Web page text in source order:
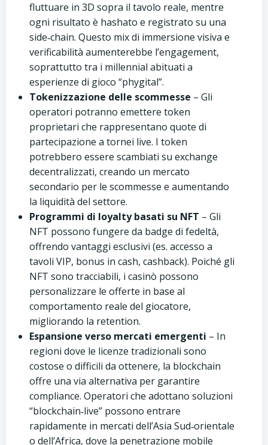
fluttuare in 3D sopra il tavolo reale, mentre
ogni risultato è hashato e registrato su una
side‑chain. Questo mix di immersione visiva e
verificabilità aumenterebbe l’engagement,
soprattutto tra i millennial abituati a
esperienze di gioco “phygital”.
Tokenizzazione delle scommesse – Gli
operatori potranno emettere token
proprietari che rappresentano quote di
partecipazione a tornei live. I token
potrebbero essere scambiati su exchange
decentralizzati, creando un mercato
secondario per le scommesse e aumentando
la liquidità del settore.
Programmi di loyalty basati su NFT – Gli
NFT possono fungere da badge di fedeltà,
offrendo vantaggi esclusivi (es. accesso a
tavoli VIP, bonus in cash, cashback). Poiché gli
NFT sono tracciabili, i casinò possono
personalizzare le offerte in base al
comportamento reale del giocatore,
migliorando la retention.
Espansione verso mercati emergenti – In
regioni dove le licenze tradizionali sono
costose o difficili da ottenere, la blockchain
offre una via alternativa per garantire
compliance. Operatori che adottano soluzioni
“blockchain‑live” possono entrare
rapidamente in mercati dell’Asia Sud‑orientale
o dell’Africa, dove la penetrazione mobile